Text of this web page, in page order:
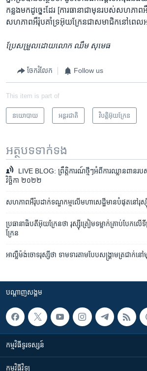
កន្លង​មក​ដូច្នេះ​ដែរ [ការ​ធានា​ជា​មុន​របស់​សហភាព​
សហភាព​អឺរ៉ុប​គាំទ្រ​អ៊ុយក្រែន​ជា​សមាជិក​នៅ​ពេល​អ
ប្រែ​សម្រួល​ដោយ​លោក ឈឹម សុមេធ
ចែករំលែក Follow us
This item is part of
នយោបាយ អន្តរជាតិ វិបត្តិអ៊ុយក្រែន
អត្ថបទ​ទាក់ទង
LIVE BLOG: ព្រឹត្តិការណ៍ថ្មីៗអំពីការ​ឈ្លានពាន​
វិច្ឆិកា ២០២២
សហភាព​អឺរ៉ុប​ដាក់​ទណ្ឌកម្ម​លើ​មហាសេដ្ឋី​មាន​បំផុត​នៅ​រុស្
ប្រធានាធិបតី​អ៊ុយក្រែន​ថា រុស្ស៊ី​ត្រៀម​ទម្លាក់​គ្រាប់​បែក​
ក្រែន
អាល្លឺម៉ង់​ចោទ​រុស្សី​​ថា ទាមទារ​តាមបែប​សង្គ្រាមត្រជាក់​
បណ្តាញ​សង្គម
កម្មវិធី​ទូរទស្សន៍
កម្មវិធី​វិទ្យុ